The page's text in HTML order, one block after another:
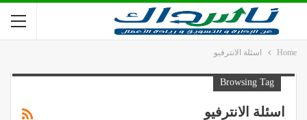
Home اسئلة الانترفيو
Browsing Tag
اسئلة الانترفيو